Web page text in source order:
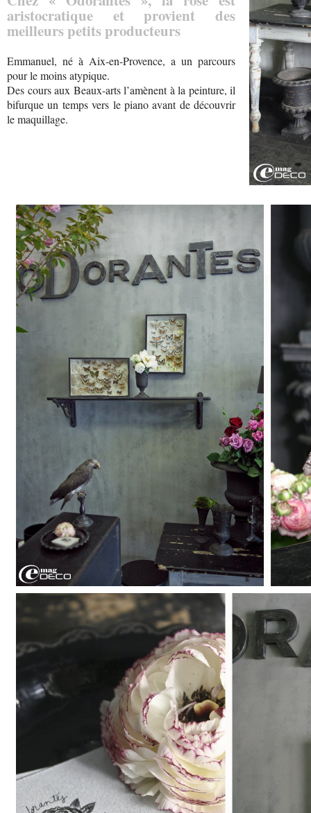
aristocratique et provient des
meilleurs petits producteurs
Emmanuel, né à Aix-en-Provence, a un parcours
pour le moins atypique.
Des cours aux Beaux-arts l’amènent à la peinture, il
bifurque un temps vers le piano avant de découvrir
le maquillage.